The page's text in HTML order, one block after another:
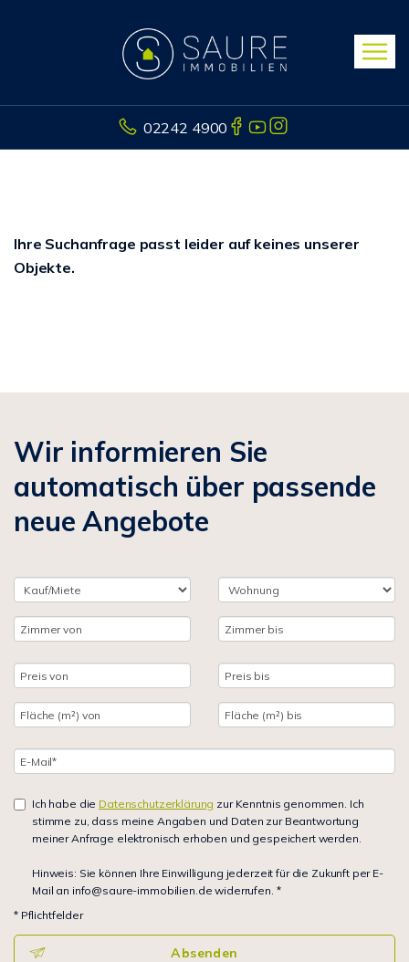
02242 4900
Ihre Suchanfrage passt leider auf keines unserer
Objekte.
Wir informieren Sie
automatisch über passende
neue Angebote
Ich habe die Datenschutzerklärung zur Kenntnis genommen. Ich
stimme zu, dass meine Angaben und Daten zur Beantwortung
meiner Anfrage elektronisch erhoben und gespeichert werden.
Hinweis: Sie können Ihre Einwilligung jederzeit für die Zukunft per E-
Mail an info@saure-immobilien.de widerrufen. *
* Pflichtfelder
Absenden